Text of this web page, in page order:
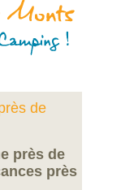
de
près de
près